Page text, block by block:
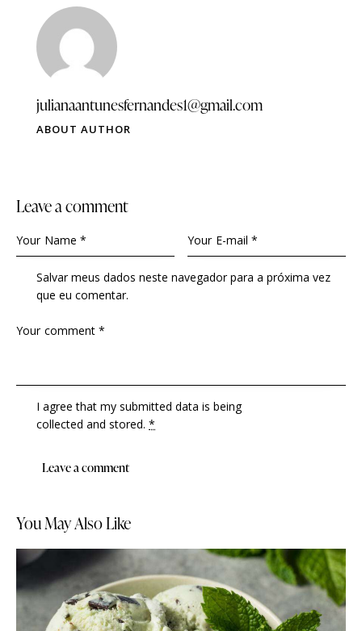
julianaantunesfernandes1@gmail.com
ABOUT AUTHOR
Leave a comment
Salvar meus dados neste navegador para a próxima vez
que eu comentar.
I agree that my submitted data is being
collected and stored.*
You May Also Like